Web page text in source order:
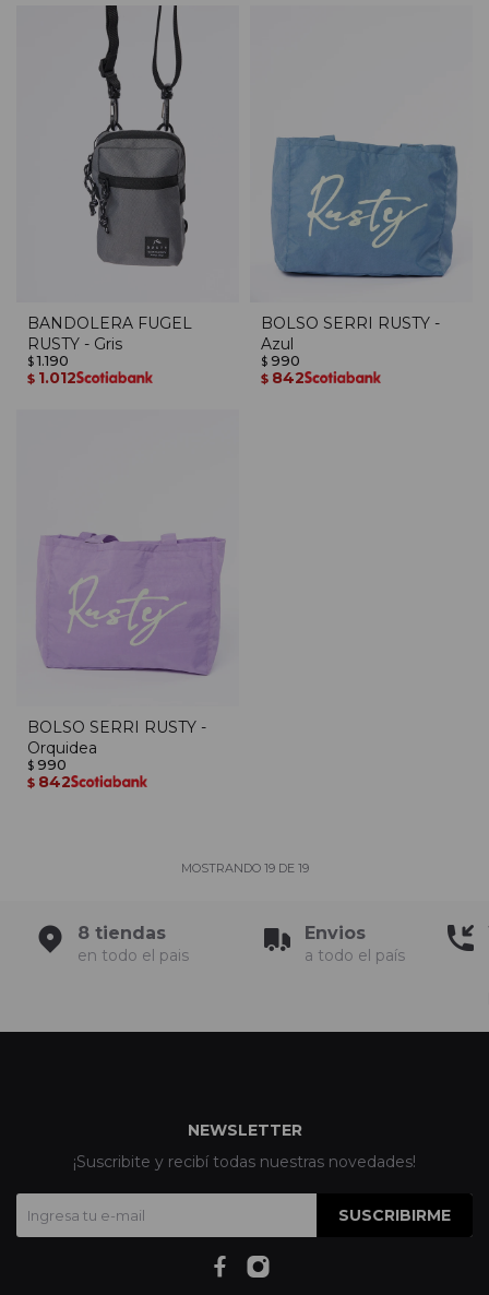
BANDOLERA FUGEL
RUSTY - Gris
$ 1.190
$ 1.012
BOLSO SERRI RUSTY -
Azul
$ 990
$ 842
BOLSO SERRI RUSTY -
Orquidea
$ 990
$ 842
MOSTRANDO 19DE 19
8 tiendas
en todo el pais
Envios
a todo el país
NEWSLETTER
¡Suscribite y recibí todas nuestras novedades!
SUSCRIBIRME